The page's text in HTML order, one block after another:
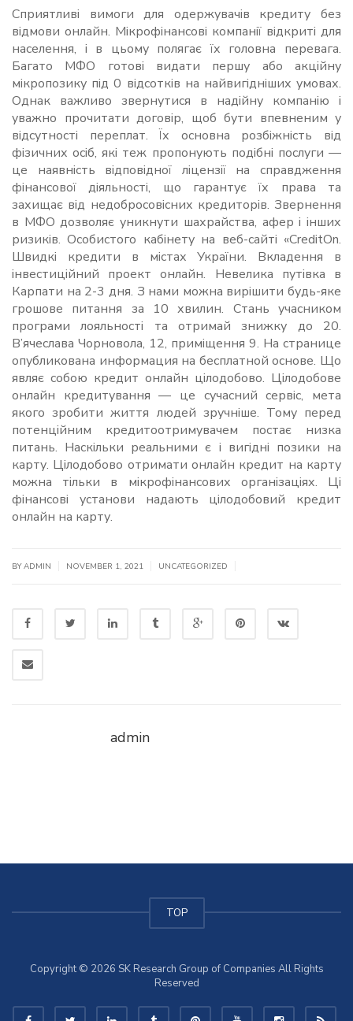
Сприятливі вимоги для одержувачів кредиту без
відмови онлайн. Мікрофінансові компанії відкриті для
населення, і в цьому полягає їх головна перевага.
Багато МФО готові видати першу або акційну
мікропозику під 0 відсотків на найвигідніших умовах.
Однак важливо звернутися в надійну компанію і
уважно прочитати договір, щоб бути впевненим у
відсутності переплат. Їх основна розбіжність від
фізичних осіб, які теж пропонують подібні послуги —
це наявність відповідної ліцензії на справдження
фінансової діяльності, що гарантує їх права та
захищає від недобросовісних кредиторів. Звернення
в МФО дозволяє уникнути шахрайства, афер і інших
ризиків. Особистого кабінету на веб-сайті «CreditOn.
Швидкі кредити в містах України. Вкладення в
інвестиційний проект онлайн. Невелика путівка в
Карпати на 2-3 дня. З нами можна вирішити будь-яке
грошове питання за 10 хвилин. Стань учасником
програми лояльності та отримай знижку до 20.
В’ячеслава Чорновола, 12, приміщення 9. На странице
опубликована информация на бесплатной основе. Що
являє собою кредит онлайн цілодобово. Цілодобове
онлайн кредитування — це сучасний сервіс, мета
якого зробити життя людей зручніше. Тому перед
потенційним кредитоотримувачем постає низка
питань. Наскільки реальними є і вигідні позики на
карту. Цілодобово отримати онлайн кредит на карту
можна тільки в мікрофінансових організаціях. Ці
фінансові установи надають цілодобовий кредит
онлайн на карту.
BYADMIN NOVEMBER 1, 2021 UNCATEGORIZED
admin
TOP
Copyright © 2026 SK Research Group of Companies All Rights
Reserved